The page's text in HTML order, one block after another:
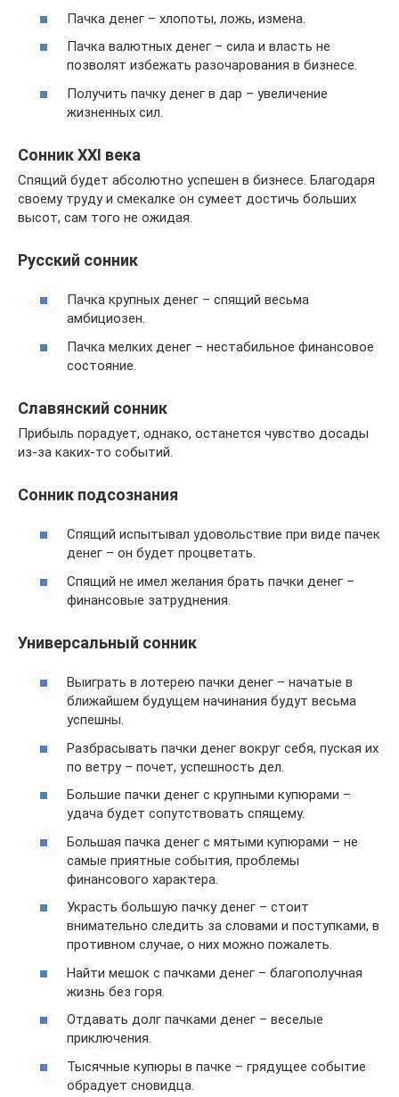
Пачка денег – хлопоты, ложь, измена.
Пачка валютных денег – сила и власть не
позволят избежать разочарования в бизнесе.
Получить пачку денег в дар – увеличение
жизненных сил.
Сонник XXI века
Спящий будет абсолютно успешен в бизнесе. Благодаря
своему труду и смекалке он сумеет достичь больших
высот, сам того не ожидая.
Русский сонник
Пачка крупных денег – спящий весьма
амбициозен.
Пачка мелких денег – нестабильное финансовое
состояние.
Славянский сонник
Прибыль порадует, однако, останется чувство досады
из-за каких-то событий.
Сонник подсознания
Спящий испытывал удовольствие при виде пачек
денег – он будет процветать.
Спящий не имел желания брать пачки денег –
финансовые затруднения.
Универсальный сонник
Выиграть в лотерею пачки денег – начатые в
ближайшем будущем начинания будут весьма
успешны.
Разбрасывать пачки денег вокруг себя, пуская их
по ветру – почет, успешность дел.
Большие пачки денег с крупными купюрами –
удача будет сопутствовать спящему.
Большая пачка денег с мятыми купюрами – не
самые приятные события, проблемы
финансового характера.
Украсть большую пачку денег – стоит
внимательно следить за словами и поступками, в
противном случае, о них можно пожалеть.
Найти мешок с пачками денег – благополучная
жизнь без горя.
Отдавать долг пачками денег – веселые
приключения.
Тысячные купюры в пачке – грядущее событие
обрадует сновидца.